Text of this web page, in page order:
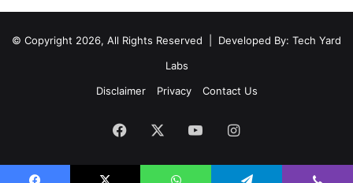
© Copyright 2026, All Rights Reserved | Developed By: Tech Yard
Labs
Disclaimer
Privacy Contact Us
Facebook YouTubeInstagram